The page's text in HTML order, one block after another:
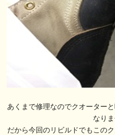
あくまで修理なのでクオーター
なりま
だから今回のリビルドでもこの